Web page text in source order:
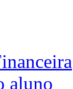
aluno